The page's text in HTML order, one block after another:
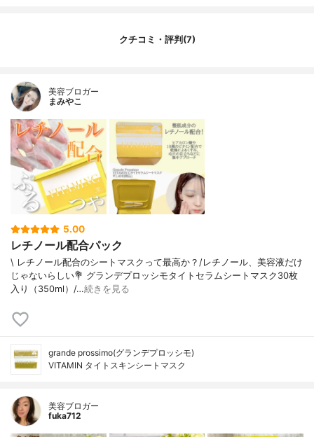
ルロン酸Ｎａ、レシチン、ポリソルベート
ミン、香料、シトラール
内容量
30枚入り
香り
柑橘系の香り
製造国
韓国
内容量のバリエーション
クチコミ・評判(7)
美容ブロガー
まみやこ
5.00
レチノール配合パック
\ レチノール配合のシートマスクって最高か？/⁡レチノール、美容液だけ
じゃないらしい⁡⁡💐 グランデプロッシモタイトセラムシートマスク30枚
入り（350ml）/…続きを見る
grande prossimo(グランデプロッシモ)
VITAMIN タイトスキンシートマスク
美容ブロガー
fuka712